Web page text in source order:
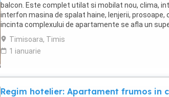
balcon. Este complet utilat si mobilat nou, clima,
interfon masina de spalat haine, lenjerii, prosoape,
incinta complexului de apartamente se afla un
joaca pentru copii. Apartamentul ...
Timisoara, Timis
1 ianuarie
Regim hotelier: Apartament frumos in